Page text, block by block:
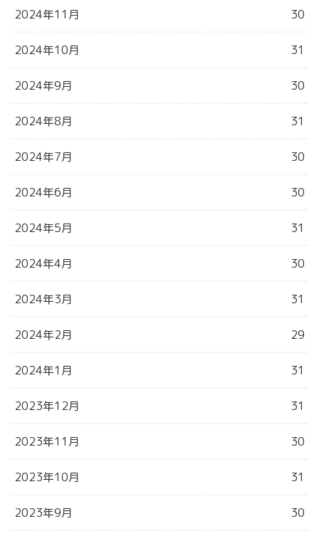
2024年11月 30
2024年10月 31
2024年9月 30
2024年8月 31
2024年7月 30
2024年6月 30
2024年5月 31
2024年4月 30
2024年3月 31
2024年2月 29
2024年1月 31
2023年12月 31
2023年11月 30
2023年10月 31
2023年9月 30